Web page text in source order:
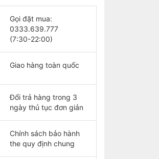
Gọi đặt mua:
0333.639.777
(7:30-22:00)
Giao hàng toàn quốc
Đổi trả hàng trong 3
ngày thủ tục đơn giản
Chính sách bảo hành
the quy định chung